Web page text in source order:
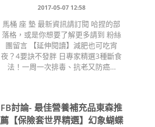
2017-05-07 12:58
馬桶 座 墊 最新資訊請訂閱 哈捏的部
落格，或是你想要了解更多請到 粉絲
團留言 【延伸閱讀】減肥也可吃宵
夜？4要訣不發胖 日專家精選3種斷食
法！一周一次排毒、抗老又防癌...
FB討論- 最佳營養補充品東森推
薦【保險套世界精選】幻象蝴蝶